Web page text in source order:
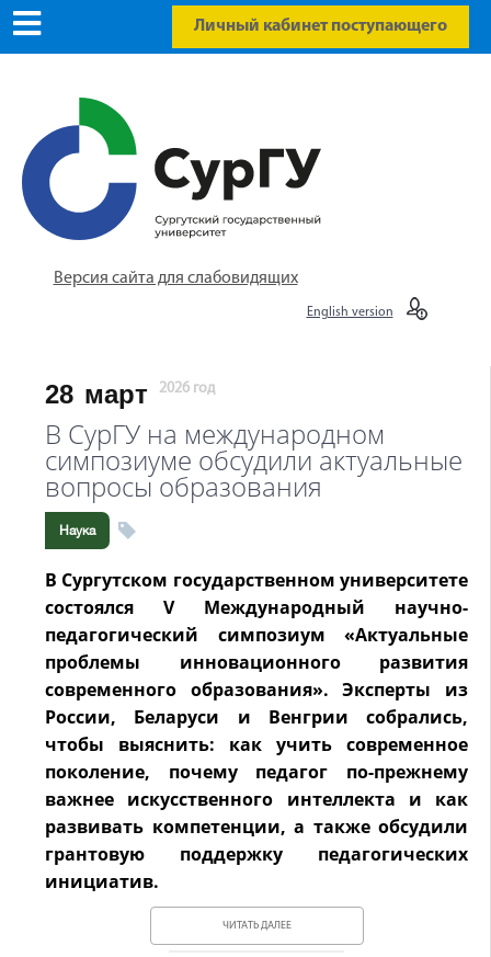
Личный кабинет поступающего
Версия сайта для слабовидящих
English version
28 март 2026 год
В СурГУ на международном
симпозиуме обсудили актуальные
вопросы образования
Наука
В Сургутском государственном университете
состоялся V Международный научно-
педагогический симпозиум «Актуальные
проблемы инновационного развития
современного образования». Эксперты из
России, Беларуси и Венгрии собрались,
чтобы выяснить: как учить современное
поколение, почему педагог по-прежнему
важнее искусственного интеллекта и как
развивать компетенции, а также обсудили
грантовую поддержку педагогических
инициатив.
ЧИТАТЬ ДАЛЕЕ